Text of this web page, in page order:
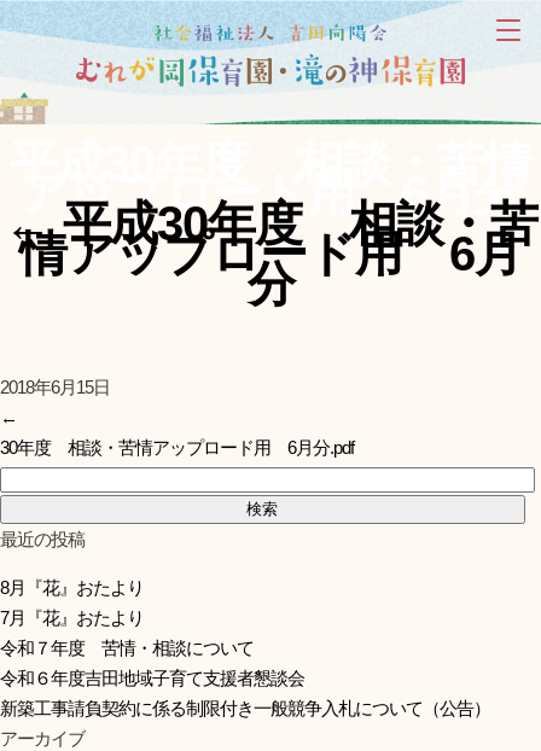
アップロード用 6月分
←平成30年度 相談・苦
情アップロード用 6月
分
2018年6月15日
←
30年度 相談・苦情アップロード用 6月分.pdf
最近の投稿
8月『花』おたより
7月『花』おたより
令和７年度 苦情・相談について
令和６年度吉田地域子育て支援者懇談会
新築工事請負契約に係る制限付き一般競争入札について（公告）
アーカイブ